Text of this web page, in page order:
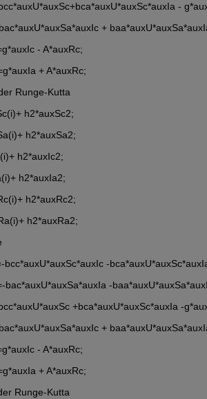
-
+
- A*auxRc;
+ A*auxRc;
Runge-Kutta
h2*auxSc2;
h2*auxSa2;
h2*auxIc2;
h2*auxIa2;
h2*auxRc2;
h2*auxRa2;
bcc*auxU*auxSc*auxIc -
bac*auxU*auxSa*auxIa -
+bca*auxU*auxSc*auxIa -
+
- A*auxRc;
+ A*auxRc;
Runge-Kutta